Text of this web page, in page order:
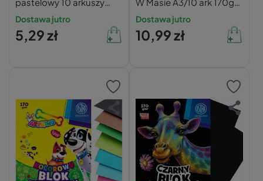
ASTRA 170g
Dostawa jutro
5,29 zł
Astra
Dostawa jutro
10,99 zł